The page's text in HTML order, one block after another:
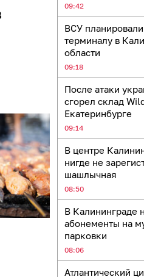
09:42
ВСУ
терминалу в
области
09:18
После атаки
сгорел склад
Екатеринбурге
09:14
В центре
нигде не
шашлычная
08:50
В Калининграде
абонементы на
парковки
08:06
Атлантический